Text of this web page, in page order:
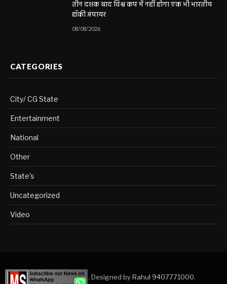
तीन दशक बाद विश्व कप में नहीं होगा एक भी भारतीय
हॉकी अंपायर
08/08/2026
CATEGORIES
City/ CG State
Entertainment
National
Other
State's
Uncategorized
Video
Copyright © 2023. Designed byRahul 9407771000.